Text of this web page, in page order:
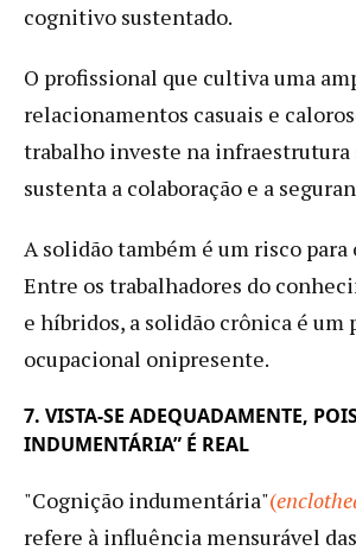
cognitivo sustentado.
O profissional que cultiva uma
relacionamentos casuais e
trabalho investe na infraestrutura
sustenta a colaboração e a
A solidão também é um risco para
Entre os trabalhadores do
e híbridos, a solidão crônica é um
ocupacional onipresente.
7. VISTA-SE ADEQUADAMENTE,
INDUMENTÁRIA” É REAL
"Cognição indumentária"(
refere à influência mensurável